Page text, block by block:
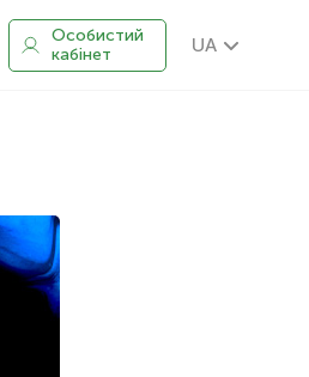
Особистий
кабінет
UA